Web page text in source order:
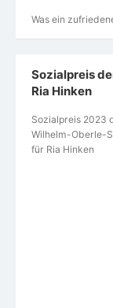
Was ein
Sozialpreis
Ria Hinken
Sozialpreis 2023
Wilhelm-Oberle-
für Ria Hinken